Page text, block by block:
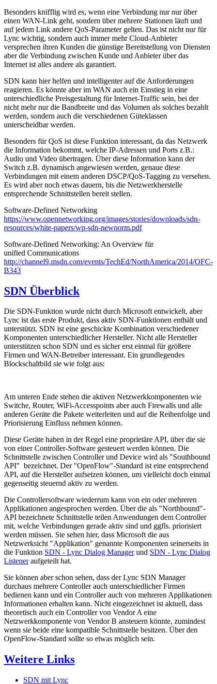
Besonders knifflig wird es, wenn eine Verbindung nur nur über
einen WAN-Link geht, sondern über mehrere Stationen läuft und
auf jedem Link andere QoS-Parameter gelten. Das ist nicht nur für
Lync wichtig, sondern auch immer mehr Cloud-Anbieter
versprechen ihren Kunden die günstige Bereitstellung von Diensten
aber die Verbindung zwischen Kunde und Anbieter über das
Internet ist alles andere als garantiert.
SDN kann hier helfen und intelligenter auf die Anforderungen
reagieren. Es könnte aber im WAN auch ein Einstieg in eine
unterschiedliche Preisgestaltung für Internet-Traffic sein, bei der
nicht mehr nur die Bandbreite und das Volumen als solches bezahlt
werden, sondern auch die verschiedenen Güteklassen
unterscheidbar werden.
Besonders für QoS ist diese Funktion interessant, da das Netzwerk
die Information bekommt, welche IP-Adressen und Ports z.B.:
Audio und Video übertragen. Über diese Information kann der
Switch z.B. dynamisch angewiesen werden, genaue diese
Verbindungen mit einem anderen DSCP/QoS-Tagging zu versehen.
Es wird aber noch etwas dauern, bis die Netzwerkherstelle
entsprechende Schnittstellen bereit stellen.
Software-Defined Networking
https://www.opennetworking.org/images/stories/downloads/sdn-
resources/white-papers/wp-sdn-newnorm.pdf
Software-Defined Networking: An Overview für
unified Communications
http://channel9.msdn.com/events/TechEd/NorthAmerica/2014/OFC-
B343
SDN Überblick
Die SDN-Funktion wurde nicht durch Microsoft entwickelt, aber
Lync ist das erste Produkt, dass aktiv SDN-Funktionen enthält und
unterstützt. SDN ist eine geschickte Kombination verschiedener
Komponenten unterschiedlicher Hersteller. Nicht alle Hersteller
unterstützen schon SDN und es sicher erst einmal für größere
Firmen und WAN-Betreiber interessant. Ein grundlegendes
Blockschaltbild sie wie folgt aus:
Am unteren Ende stehen die aktiven Netzwerkkomponenten wie
Switche, Router, WiFi-Accesspoints aber auch Firewalls und alle
anderen Geräte die Pakete weiterleiten und auf die Reihenfolge und
Priorisierung Einfluss nehmen können.
Diese Geräte haben in der Regel eine proprietäre API, über die sie
von einer Controller-Software gesteuert werden können. Die
Schnittstelle zwischen Controller und Device wird als "Southbound
API" bezeichnet. Der "OpenFlow"-Standard ist eine entsprechend
API, auf die Hersteller aufsetzen können, um vielleicht doch einmal
gegenseitig steuernd aktiv zu werden.
Die Controllersoftware wiederrum kann von ein oder mehreren
Applikationen angesprochen werden. Über die als "Northbound"-
API bezeichnete Schnittstelle teilen Anwendungen dem Controller
mit, welche Verbindungen gerade aktiv sind und ggfls. priorisiert
werden müssen. Sie sehen hier, dass Microsoft die aus
Netzwerksicht "Applikation" genannte Komponenten seinerseits in
die Funktion SDN - Lync Dialog Managerund SDN - Lync Dialog
Listeneraufgeteilt hat.
Sie können aber schon sehen, dass der Lync SDN Manager
durchaus mehrere Controller auch unterschiedlicher Firmen
bedienen kann und ein Controller auch von mehreren Applikationen
Informationen erhalten kann. Nicht eingezeichnet ist aktuell, dass
theoretisch auch ein Controller von Vendor A eine
Netzwerkkomponente von Vendor B ansteuern könnte, zumindest
wenn sie beide eine kompatible Schnittstelle besitzen. Über den
OpenFlow-Standard sollte so etwas möglich sein.
Weitere Links
SDN mit Lync